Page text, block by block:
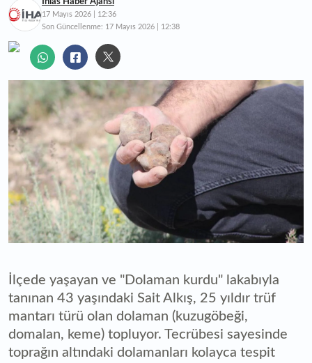
17 Mayıs 2026 | 12:36
Son Güncellenme: 17 Mayıs 2026 | 12:38
İlçede yaşayan ve "Dolaman kurdu" lakabıyla
tanınan 43 yaşındaki Sait Alkış, 25 yıldır trüf
mantarı türü olan dolaman (kuzugöbeği,
domalan, keme) topluyor. Tecrübesi sayesinde
toprağın altındaki dolamanları kolayca tespit